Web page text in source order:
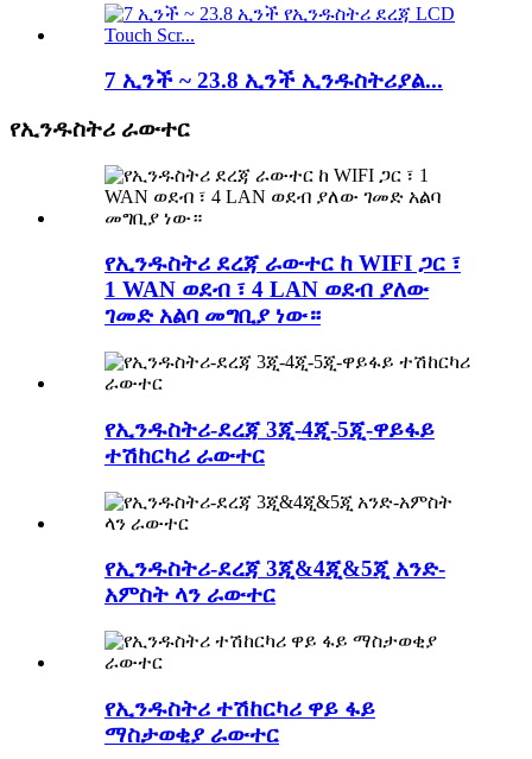
7 ኢንች ~ 23.8 ኢንች ኢንዱስትሪያል...
የኢንዱስትሪ ራውተር
የኢንዱስትሪ ደረጃ ራውተር ከ WIFI ጋር ፣
1 WAN ወደብ ፣ 4 LAN ወደብ ያለው
ገመድ አልባ መግቢያ ነው።
የኢንዱስትሪ-ደረጃ 3ጂ-4ጂ-5ጂ-ዋይፋይ
ተሽከርካሪ ራውተር
የኢንዱስትሪ-ደረጃ 3ጂ&4ጂ&5ጂ አንድ-
አምስት ላን ራውተር
የኢንዱስትሪ ተሽከርካሪ ዋይ ፋይ
ማስታወቂያ ራውተር